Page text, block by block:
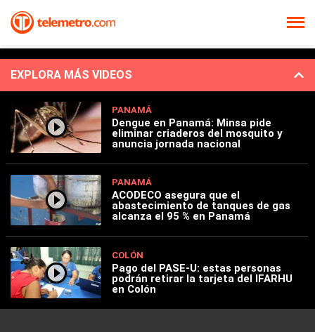
EXPLORA MÁS VIDEOS
PANAMÁ
Dengue en Panamá: Minsa pide
eliminar criaderos del mosquito y
anuncia jornada nacional
PANAMÁ
ACODECO asegura que el
abastecimiento de tanques de gas
alcanza el 95 % en Panamá
COLÓN
Pago del PASE-U: estas personas
podrán retirar la tarjeta del IFARHU
en Colón